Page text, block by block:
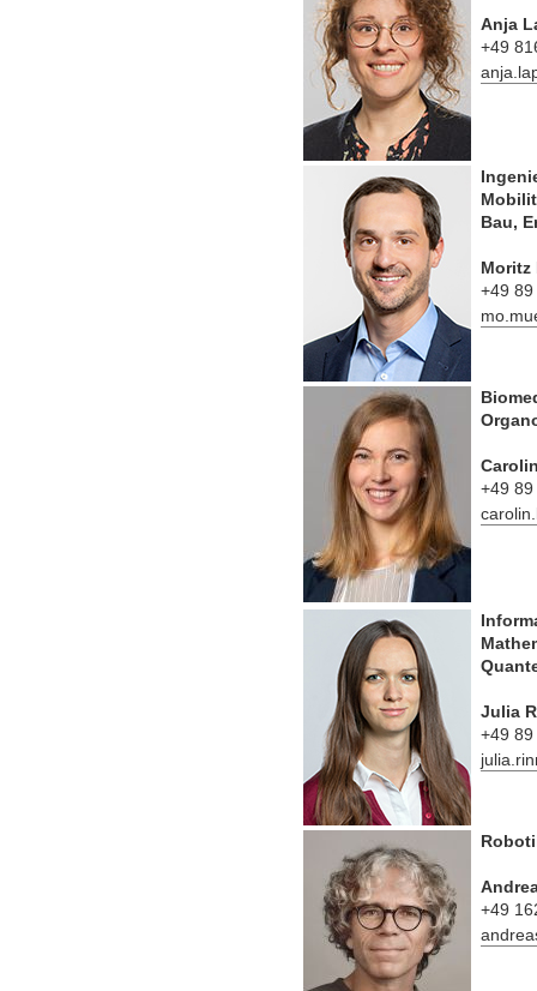
Anja
+49
Bau,
Moritz
+49
+49
Julia
+49
+49